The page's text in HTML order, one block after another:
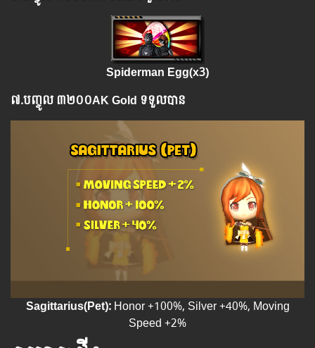
Spiderman Egg(x3)
៧.​បញ្ចូល ៣២០០AK Gold ទទួលបាន
Sagittarius(Pet):Honor +100%, Silver +40%, Moving
Speed +2%